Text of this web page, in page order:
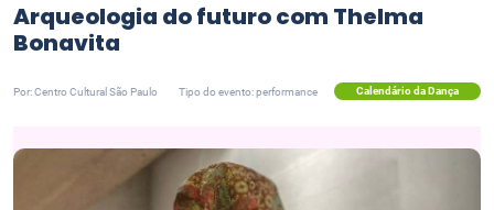
Arqueologia do futuro com Thelma
Bonavita
Por: Centro Cultural São Paulo Tipo do evento: performance Calendário da Dança